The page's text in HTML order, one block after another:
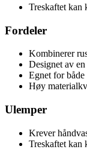
Treskaftet kan
Fordeler
Kombinerer
Designet av
Egnet for
Høy
Ulemper
Krever
Treskaftet kan